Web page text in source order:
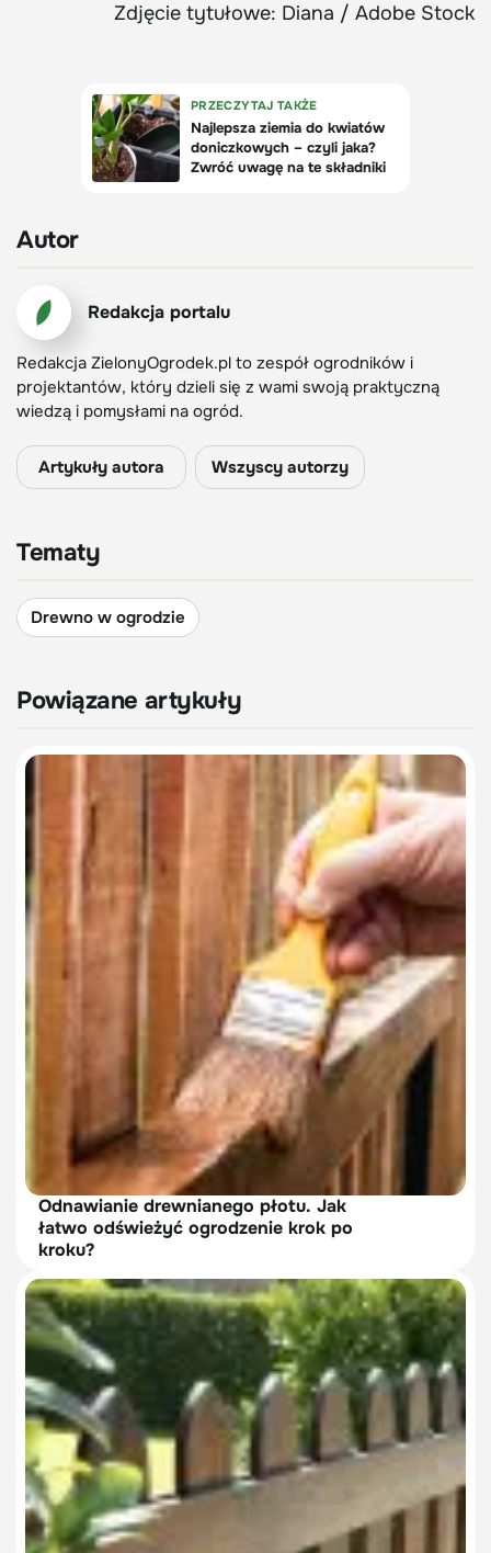
Zdjęcie tytułowe: Diana / Adobe Stock
Autor
Redakcja portalu
Redakcja ZielonyOgrodek.pl to zespół ogrodników i
projektantów, który dzieli się z wami swoją praktyczną
wiedzą i pomysłami na ogród.
Artykuły autora Wszyscy autorzy
Tematy
Drewno w ogrodzie
Powiązane artykuły
Odnawianie drewnianego płotu. Jak
łatwo odświeżyć ogrodzenie krok po
kroku?